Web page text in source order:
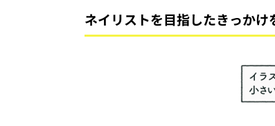
ネイリストを目指したきっかけ